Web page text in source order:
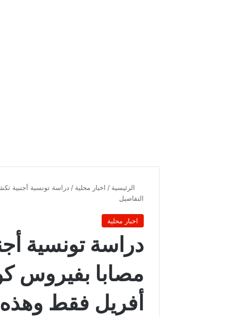
الرئيسية / اخبار محلية /
التفاصيل
اخبار محلية
مصابا بفيروس
أفريل فقط وهذه